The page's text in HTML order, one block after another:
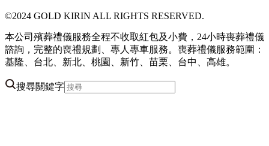
©2024 GOLD KIRIN ALL RIGHTS RESERVED.
本公司殯葬禮儀服務全程不收取紅包及小費，24小時喪葬禮儀
諮詢，完整的喪禮規劃、專人專車服務。喪葬禮儀服務範圍：
基隆、台北、新北、桃園、新竹、苗栗、台中、高雄。
搜尋關鍵字